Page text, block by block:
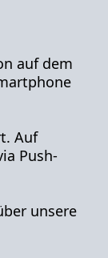
auf dem
Auf
Push-
unsere